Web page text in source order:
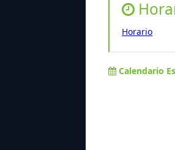
Horario
Calendario